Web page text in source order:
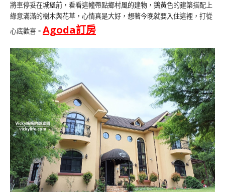
將車停妥在城堡前，看看這幢帶點鄉村風的建物，鵝黃色的建築搭配上
綠意滿滿的樹木與花草，心情真是大好，想著今晚就要入住這裡，打從
心底歡喜。 Agoda訂房